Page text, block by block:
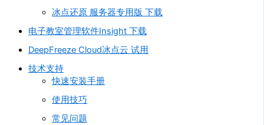
冰点还原 服务器专用版 下载
电子教室管理软件Insight 下载
DeepFreeze Cloud冰点云 试用
技术支持
快速安装手册
使用技巧
常见问题